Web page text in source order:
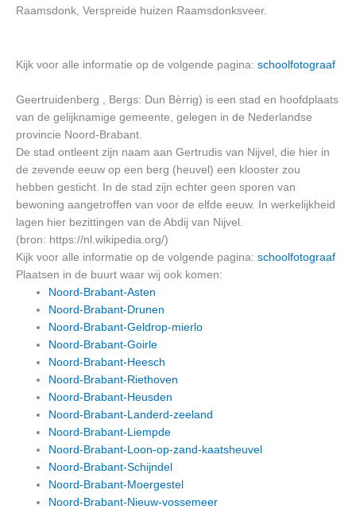
Raamsdonk, Verspreide huizen Raamsdonksveer.
Kijk voor alle informatie op de volgende pagina: schoolfotograaf
Geertruidenberg , Bergs: Dun Bèrrig) is een stad en hoofdplaats
van de gelijknamige gemeente, gelegen in de Nederlandse
provincie Noord-Brabant.
De stad ontleent zijn naam aan Gertrudis van Nijvel, die hier in
de zevende eeuw op een berg (heuvel) een klooster zou
hebben gesticht. In de stad zijn echter geen sporen van
bewoning aangetroffen van voor de elfde eeuw. In werkelijkheid
lagen hier bezittingen van de Abdij van Nijvel.
(bron: https://nl.wikipedia.org/)
Kijk voor alle informatie op de volgende pagina: schoolfotograaf
Plaatsen in de buurt waar wij ook komen:
Noord-Brabant-Asten
Noord-Brabant-Drunen
Noord-Brabant-Geldrop-mierlo
Noord-Brabant-Goirle
Noord-Brabant-Heesch
Noord-Brabant-Riethoven
Noord-Brabant-Heusden
Noord-Brabant-Landerd-zeeland
Noord-Brabant-Liempde
Noord-Brabant-Loon-op-zand-kaatsheuvel
Noord-Brabant-Schijndel
Noord-Brabant-Moergestel
Noord-Brabant-Nieuw-vossemeer